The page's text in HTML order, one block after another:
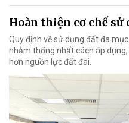
Hoàn thiện cơ chế sử
Quy định về sử dụng đất đa
nhằm thống nhất cách áp
hơn nguồn lực đất đai.